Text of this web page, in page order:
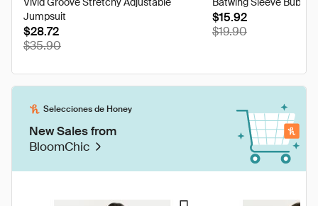
Jumpsuit
$28.72
$35.90
$15.92
$19.90
Selecciones de Honey
New Sales from
BloomChic